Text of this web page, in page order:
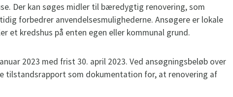
Der kan søges midler til bæredygtig renovering, som
forbedrer anvendelsesmulighederne. Ansøgere er lokale
et kredshus på enten egen eller kommunal grund.
2023 med frist 30. april 2023. Ved ansøgningsbeløb over
tilstandsrapport som dokumentation for, at renovering af